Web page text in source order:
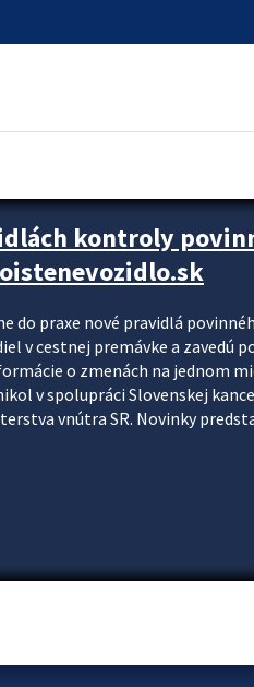
kontroly
do praxe nové pravidlá
v cestnej premávke a zavedú
o zmenách na jednom
v spolupráci Slovenskej
vnútra SR. Novinky